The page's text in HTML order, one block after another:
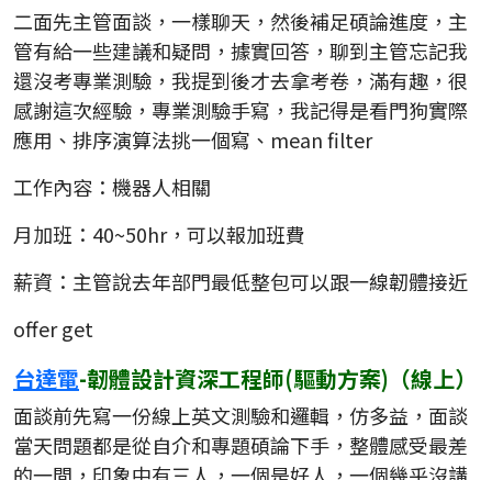
二面先主管面談，一樣聊天，然後補足碩論進度，主
管有給一些建議和疑問，據實回答，聊到主管忘記我
還沒考專業測驗，我提到後才去拿考卷，滿有趣，很
感謝這次經驗，專業測驗手寫，我記得是看門狗實際
應用、排序演算法挑一個寫、mean filter
工作內容：機器人相關
月加班：40~50hr，可以報加班費
薪資：主管說去年部門最低整包可以跟一線韌體接近
offer get
台達電-韌體設計資深工程師(驅動方案)（線上）
面談前先寫一份線上英文測驗和邏輯，仿多益，面談
當天問題都是從自介和專題碩論下手，整體感受最差